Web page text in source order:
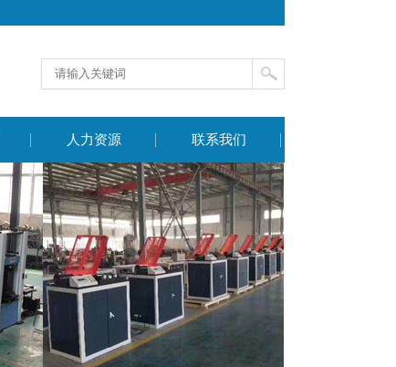
人力资源 联系我们